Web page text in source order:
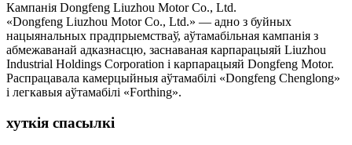
Кампанія Dongfeng Liuzhou Motor Co., Ltd.
«Dongfeng Liuzhou Motor Co., Ltd.» — адно з буйных
нацыянальных прадпрыемстваў, аўтамабільная кампанія з
абмежаванай адказнасцю, заснаваная карпарацыяй Liuzhou
Industrial Holdings Corporation і карпарацыяй Dongfeng Motor.
Распрацавала камерцыйныя аўтамабілі «Dongfeng Chenglong»
і легкавыя аўтамабілі «Forthing».
хуткія спасылкі